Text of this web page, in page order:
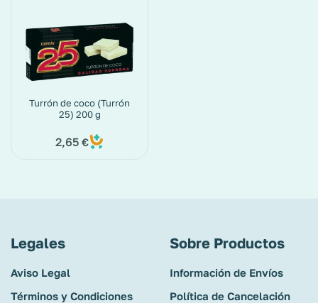
Turrón de coco (Turrón
25) 200 g
2,65 €
Legales
Aviso Legal
Términos y Condiciones
Sobre Productos
Información de Envíos
Política de Cancelación